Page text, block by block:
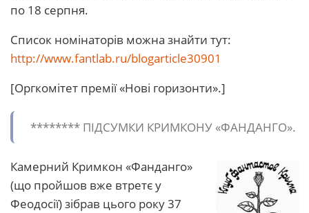
по 18 серпня.
Список номінаторів можна знайти тут:
http://www.fantlab.ru/blogarticle30901
[Оргкомітет премії «Нові горизонти».]
******** ПІДСУМКИ КРИМКОНУ «ФАНДАНГО».
Камерний Кримкон «Фанданго»
(що пройшов вже втретє у
Феодосії) зібрав цього року 37